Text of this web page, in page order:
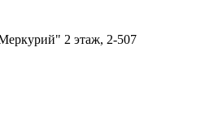
2 этаж, 2-507